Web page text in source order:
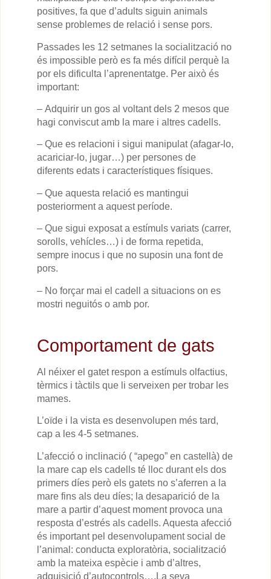
positives, fa que d’adults siguin animals
sense problemes de relació i sense pors.
Passades les 12 setmanes la socialització no
és impossible però es fa més difícil perquè la
por els dificulta l’aprenentatge. Per això és
important:
– Adquirir un gos al voltant dels 2 mesos que
hagi conviscut amb la mare i altres cadells.
– Que es relacioni i sigui manipulat (afagar-lo,
acariciar-lo, jugar…) per persones de
diferents edats i característiques físiques.
– Que aquesta relació es mantingui
posteriorment a aquest període.
– Que sigui exposat a estímuls variats (carrer,
sorolls, vehícles…) i de forma repetida,
sempre inocus i que no suposin una font de
pors.
– No forçar mai el cadell a situacions on es
mostri neguitós o amb por.
Comportament de gats
Al néixer el gatet respon a estímuls olfactius,
tèrmics i tàctils que li serveixen per trobar les
mames.
L’oïde i la vista es desenvolupen més tard,
cap a les 4-5 setmanes.
L’afecció o inclinació ( “apego” en castellà) de
la mare cap els cadells té lloc durant els dos
primers díes però els gatets no s’aferren a la
mare fins als deu díes; la desaparició de la
mare a partir d’aquest moment provoca una
resposta d’estrés als cadells. Aquesta afecció
és important pel desenvolupament social de
l’animal: conducta exploratòria, socialització
amb la mateixa espècie i amb d’altres,
adquisició d’autocontrols….La seva